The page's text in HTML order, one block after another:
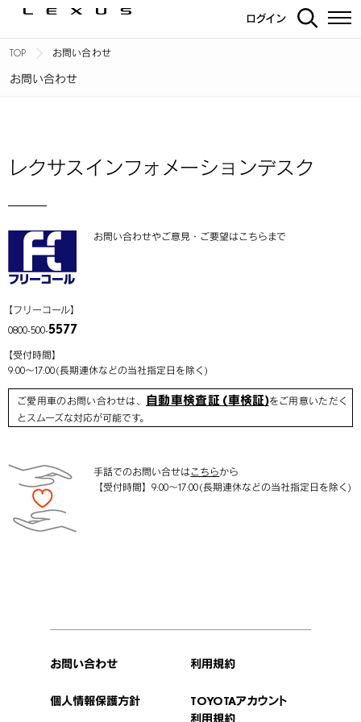
ログイン
TOP お問い合わせ
お問い合わせ
レクサスインフォメーションデスク
お問い合わせやご意見・ご要望はこちらまで
【フリーコール】
0800-500-5577
【受付時間】
9:00～17:00 (長期連休などの当社指定日を除く)
ご愛用車のお問い合わせは、 自動車検査証 (車検証)をご用意いただく
とスムーズな対応が可能です。
手話でのお問い合せはこちらから
【受付時間】9:00～17:00 (長期連休などの当社指定日を除く)
お問い合わせ 利用規約
個人情報保護方針
TOYOTAアカウント
利用規約